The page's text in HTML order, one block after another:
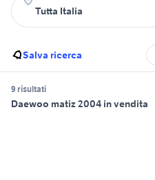
Salva ricerca
9 risultati
Daewoo matiz 2004 in vendita